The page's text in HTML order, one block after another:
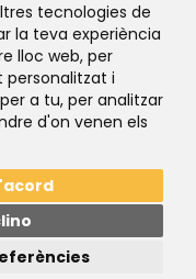
tecnologies de
la teva experiència
lloc web, per
i
a tu, per analitzar
d'on venen els
reservats.